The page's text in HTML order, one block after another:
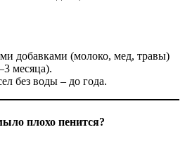
добавками (молоко, мед, травы)
месяца).
без воды – до года.
плохо пенится?